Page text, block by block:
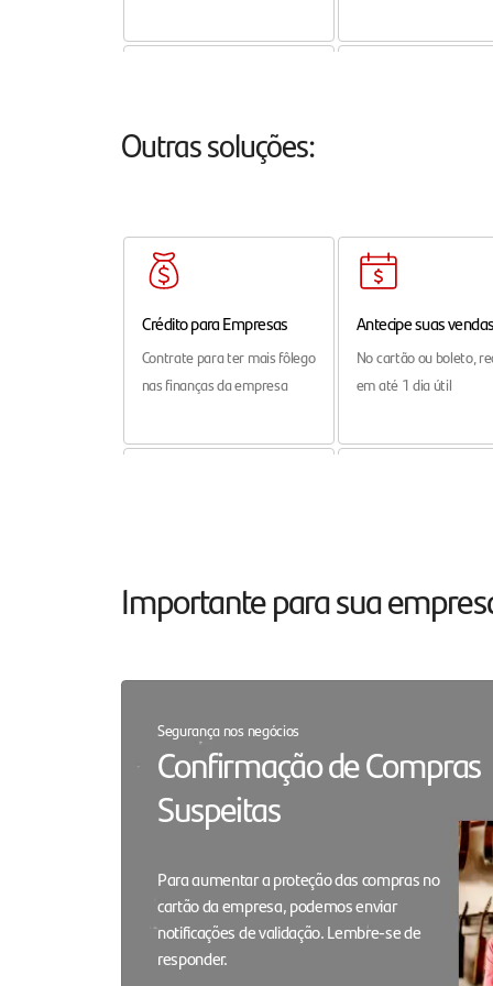
Folha de Pagamento
Programe e simplifique
Outras soluções:
Crédito para Empresas
Contrate para ter mais fôlego
nas finanças da empresa
Antecipe suas vendas
No cartão ou boleto,
em até 1 dia útil
para ajudar nos negócios
um serviço
Importante para sua
Segurança nos negócios
Confirmação de Compras
Suspeitas
Para aumentar a proteção das compras no
cartão da empresa, podemos enviar
notificações de validação. Lembre-se de
responder.